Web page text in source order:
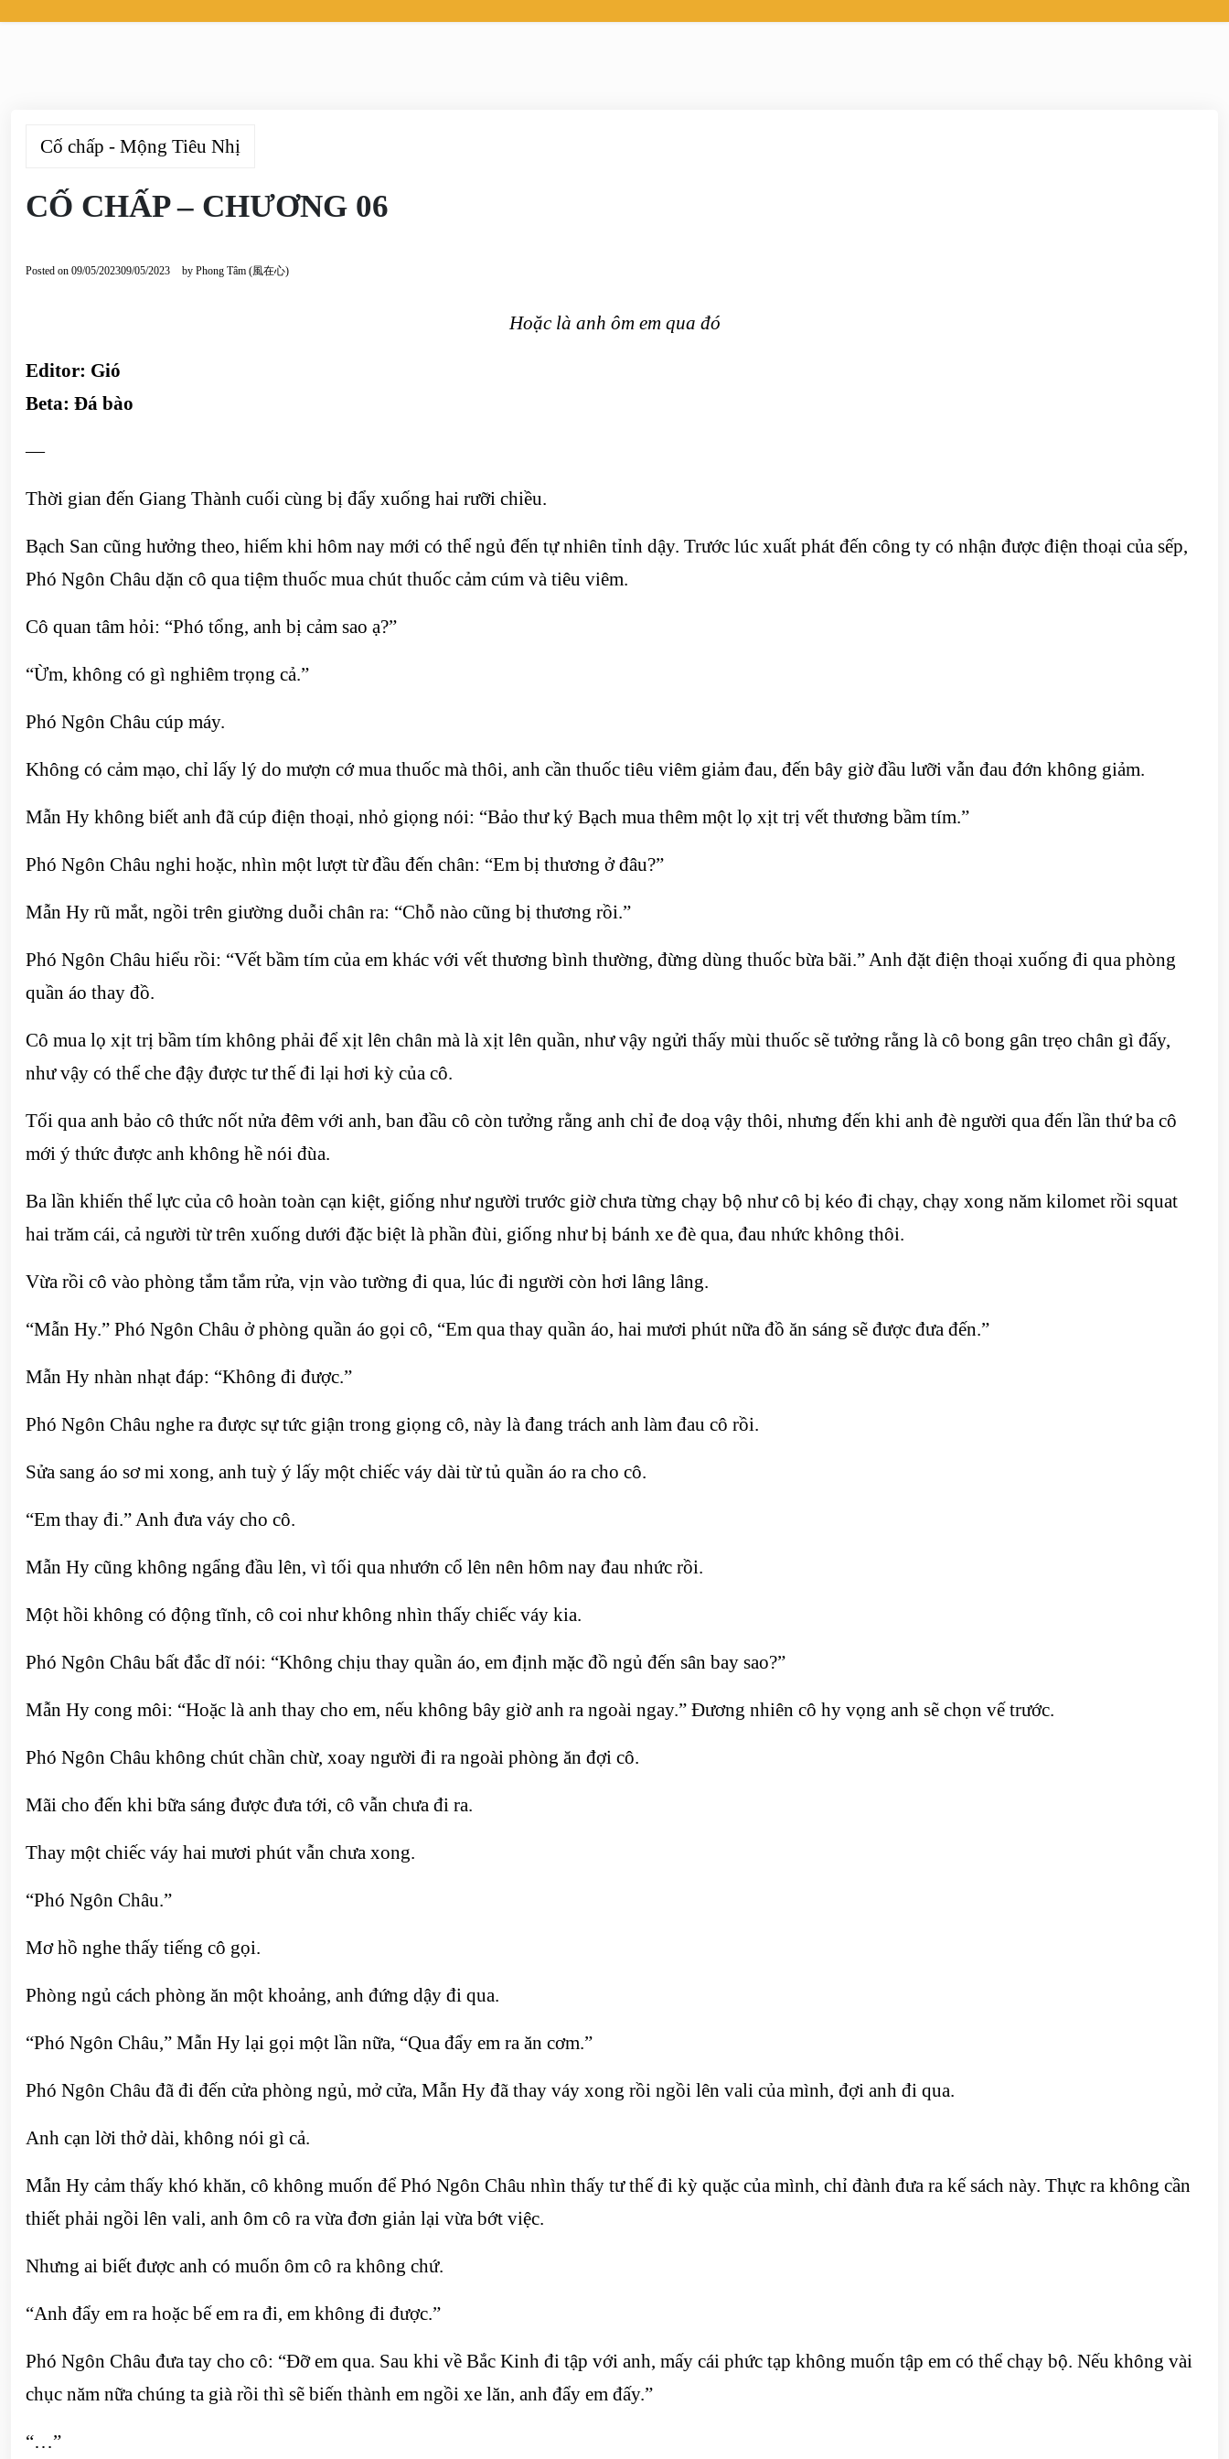
Cố chấp - Mộng Tiêu Nhị
CỐ CHẤP – CHƯƠNG 06
Posted on 09/05/202309/05/2023 by Phong Tâm (風在心)
Hoặc là anh ôm em qua đó
Editor: Gió
Beta: Đá bào
—
Thời gian đến Giang Thành cuối cùng bị đẩy xuống hai rưỡi chiều.
Bạch San cũng hưởng theo, hiếm khi hôm nay mới có thể ngủ đến tự nhiên tỉnh dậy. Trước lúc xuất phát đến công ty có nhận được điện thoại của sếp,
Phó Ngôn Châu dặn cô qua tiệm thuốc mua chút thuốc cảm cúm và tiêu viêm.
Cô quan tâm hỏi: “Phó tổng, anh bị cảm sao ạ?”
“Ừm, không có gì nghiêm trọng cả.”
Phó Ngôn Châu cúp máy.
Không có cảm mạo, chỉ lấy lý do mượn cớ mua thuốc mà thôi, anh cần thuốc tiêu viêm giảm đau, đến bây giờ đầu lưỡi vẫn đau đớn không giảm.
Mẫn Hy không biết anh đã cúp điện thoại, nhỏ giọng nói: “Bảo thư ký Bạch mua thêm một lọ xịt trị vết thương bầm tím.”
Phó Ngôn Châu nghi hoặc, nhìn một lượt từ đầu đến chân: “Em bị thương ở đâu?”
Mẫn Hy rũ mắt, ngồi trên giường duỗi chân ra: “Chỗ nào cũng bị thương rồi.”
Phó Ngôn Châu hiểu rồi: “Vết bầm tím của em khác với vết thương bình thường, đừng dùng thuốc bừa bãi.” Anh đặt điện thoại xuống đi qua phòng
quần áo thay đồ.
Cô mua lọ xịt trị bầm tím không phải để xịt lên chân mà là xịt lên quần, như vậy ngửi thấy mùi thuốc sẽ tưởng rằng là cô bong gân trẹo chân gì đấy,
như vậy có thể che đậy được tư thế đi lại hơi kỳ của cô.
Tối qua anh bảo cô thức nốt nửa đêm với anh, ban đầu cô còn tưởng rằng anh chỉ đe doạ vậy thôi, nhưng đến khi anh đè người qua đến lần thứ ba cô
mới ý thức được anh không hề nói đùa.
Ba lần khiến thể lực của cô hoàn toàn cạn kiệt, giống như người trước giờ chưa từng chạy bộ như cô bị kéo đi chạy, chạy xong năm kilomet rồi squat
hai trăm cái, cả người từ trên xuống dưới đặc biệt là phần đùi, giống như bị bánh xe đè qua, đau nhức không thôi.
Vừa rồi cô vào phòng tắm tắm rửa, vịn vào tường đi qua, lúc đi người còn hơi lâng lâng.
“Mẫn Hy.” Phó Ngôn Châu ở phòng quần áo gọi cô, “Em qua thay quần áo, hai mươi phút nữa đồ ăn sáng sẽ được đưa đến.”
Mẫn Hy nhàn nhạt đáp: “Không đi được.”
Phó Ngôn Châu nghe ra được sự tức giận trong giọng cô, này là đang trách anh làm đau cô rồi.
Sửa sang áo sơ mi xong, anh tuỳ ý lấy một chiếc váy dài từ tủ quần áo ra cho cô.
“Em thay đi.” Anh đưa váy cho cô.
Mẫn Hy cũng không ngẩng đầu lên, vì tối qua nhướn cổ lên nên hôm nay đau nhức rồi.
Một hồi không có động tĩnh, cô coi như không nhìn thấy chiếc váy kia.
Phó Ngôn Châu bất đắc dĩ nói: “Không chịu thay quần áo, em định mặc đồ ngủ đến sân bay sao?”
Mẫn Hy cong môi: “Hoặc là anh thay cho em, nếu không bây giờ anh ra ngoài ngay.” Đương nhiên cô hy vọng anh sẽ chọn vế trước.
Phó Ngôn Châu không chút chần chừ, xoay người đi ra ngoài phòng ăn đợi cô.
Mãi cho đến khi bữa sáng được đưa tới, cô vẫn chưa đi ra.
Thay một chiếc váy hai mươi phút vẫn chưa xong.
“Phó Ngôn Châu.”
Mơ hồ nghe thấy tiếng cô gọi.
Phòng ngủ cách phòng ăn một khoảng, anh đứng dậy đi qua.
“Phó Ngôn Châu,” Mẫn Hy lại gọi một lần nữa, “Qua đẩy em ra ăn cơm.”
Phó Ngôn Châu đã đi đến cửa phòng ngủ, mở cửa, Mẫn Hy đã thay váy xong rồi ngồi lên vali của mình, đợi anh đi qua.
Anh cạn lời thở dài, không nói gì cả.
Mẫn Hy cảm thấy khó khăn, cô không muốn để Phó Ngôn Châu nhìn thấy tư thế đi kỳ quặc của mình, chỉ đành đưa ra kế sách này. Thực ra không cần
thiết phải ngồi lên vali, anh ôm cô ra vừa đơn giản lại vừa bớt việc.
Nhưng ai biết được anh có muốn ôm cô ra không chứ.
“Anh đẩy em ra hoặc bế em ra đi, em không đi được.”
Phó Ngôn Châu đưa tay cho cô: “Đỡ em qua. Sau khi về Bắc Kinh đi tập với anh, mấy cái phức tạp không muốn tập em có thể chạy bộ. Nếu không vài
chục năm nữa chúng ta già rồi thì sẽ biến thành em ngồi xe lăn, anh đẩy em đấy.”
“…”